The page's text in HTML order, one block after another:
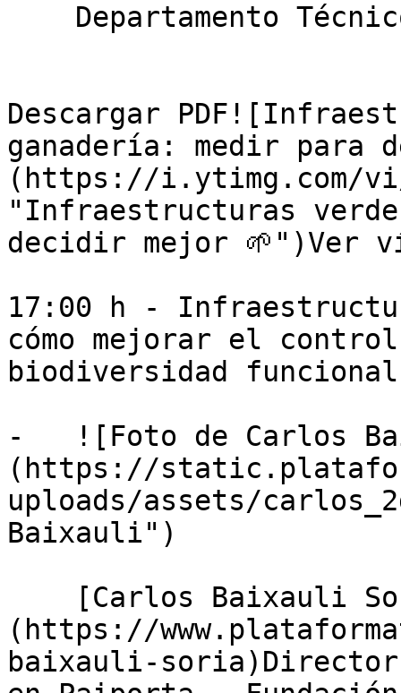
Descargar
ganadería: medir para
(https://i.ytimg.com/vi/
"Infraestructuras
decidir mejor 🌱")Ver
17:00 h -
cómo mejorar el
biodiversidad funcional
-   ![Foto de Carlos
(https://
uploads/assets/
Baixauli")
(https://
baixauli-soria)Director